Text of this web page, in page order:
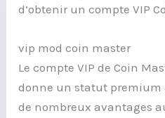
d’obtenir un compte VIP
vip mod coin master
Le compte VIP de Coin
donne un statut premium
de nombreux avantages